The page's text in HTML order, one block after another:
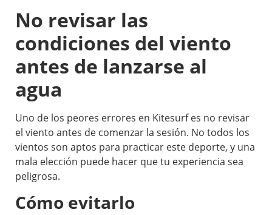
No revisar las
condiciones del viento
antes de lanzarse al
agua
Uno de los peores errores en Kitesurf es no revisar
el viento antes de comenzar la sesión. No todos los
vientos son aptos para practicar este deporte, y una
mala elección puede hacer que tu experiencia sea
peligrosa.
Cómo evitarlo